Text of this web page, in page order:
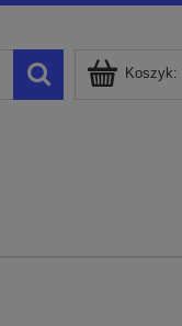
Koszyk: